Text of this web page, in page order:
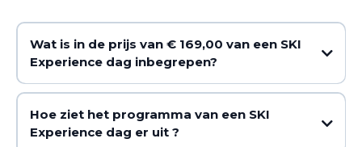
Wat is in de prijs van € 169,00 van een SKI
Experience dag inbegrepen?
Hoe ziet het programma van een SKI
Experience dag er uit ?